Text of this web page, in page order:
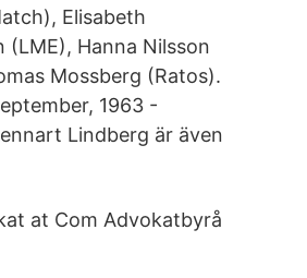
Elisabeth
(LME), Hanna Nilsson
Mossberg (Ratos).
1963 -
Lindberg är även
at Com Advokatbyrå